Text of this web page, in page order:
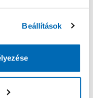
Beállítások